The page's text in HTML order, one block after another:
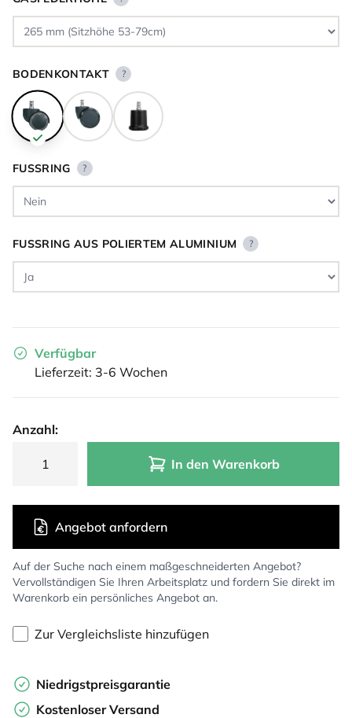
BODENKONTAKT ?
FUSSRING ?
FUSSRING AUS POLIERTEM ALUMINIUM ?
Verfügbar
Lieferzeit: 3-6 Wochen
Anzahl:
In den Warenkorb
Auf der Suche nach einem maßgeschneiderten Angebot?
Vervollständigen Sie Ihren Arbeitsplatz und fordern Sie direkt im
Warenkorb ein persönliches Angebot an.
Angebot anfordern
Zur Vergleichsliste hinzufügen
Niedrigstpreisgarantie
Kostenloser Versand